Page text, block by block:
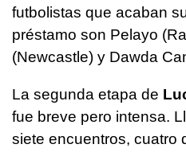
futbolistas que acaban
préstamo son Pelayo
(Newcastle) y Dawda
La segunda etapa de
fue breve pero intensa.
siete encuentros, cuatro